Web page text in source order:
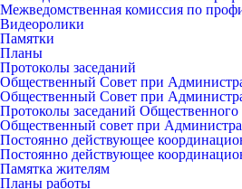
Межведомственная комиссия по
Видеоролики
Памятки
Планы
Протоколы заседаний
Общественный Совет при
Общественный Совет при
Протоколы заседаний Общественного
Общественный совет при
Постоянно действующее
Постоянно действующее
Памятка жителям
Планы работы